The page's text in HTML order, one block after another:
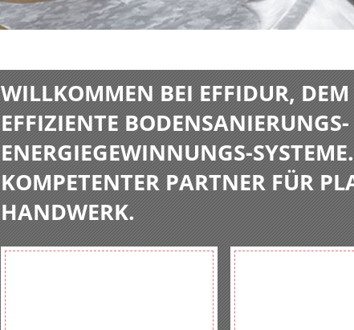
WILLKOMMEN BEI EFFIDUR,
EFFIZIENTE
ENERGIEGEWINNUNGS-
KOMPETENTER PARTNER FÜR
HANDWERK.